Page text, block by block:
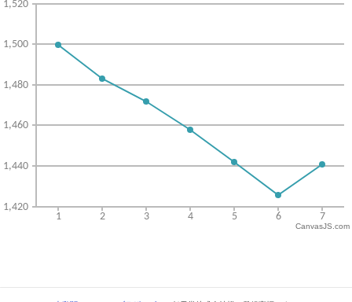
CanvasJS.com